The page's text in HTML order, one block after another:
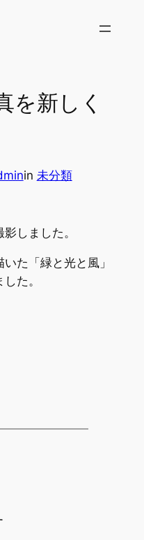
を新しく
in 未分類
しました。
た「緑と光と風」
た。